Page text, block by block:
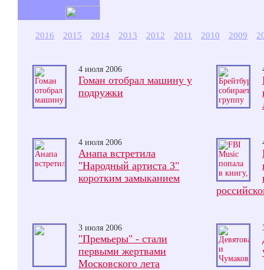
2016 2015 2014 2013 2012 2011 2010 2009
4 июля 2006
Гоман отобрал машину у
подружки
4 июля 2006
Анапа встретила
"Народный артиста 3"
коротким замыканием
3 июля 2006
"Премьеры" - стали
первыми жертвами
Московского лета